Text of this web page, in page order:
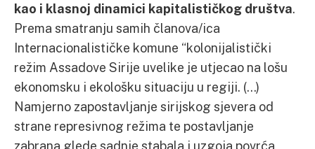
kao i klasnoj dinamici kapitalističkog društva.
Prema smatranju samih članova/ica
Internacionalističke komune “kolonijalistički
režim Assadove Sirije uvelike je utjecao na lošu
ekonomsku i ekološku situaciju u regiji. (…)
Namjerno zapostavljanje sirijskog sjevera od
strane represivnog režima te postavljanje
zabrana glede sadnje stabala i uzgoja povrća